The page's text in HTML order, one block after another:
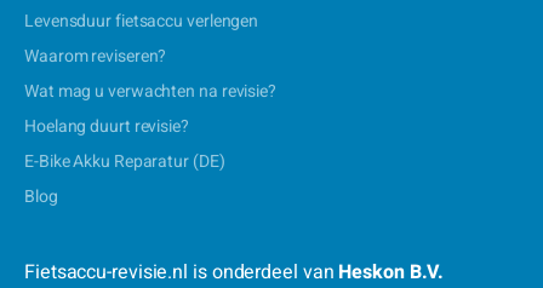
Levensduur fietsaccu verlengen
Waarom reviseren?
Wat mag u verwachten na revisie?
Hoelang duurt revisie?
E-Bike Akku Reparatur (DE)
Blog
Fietsaccu-revisie.nl is onderdeel van Heskon B.V.